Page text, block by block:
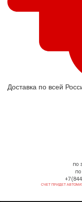
Доставка по всей
по
СЧЕТ ПРИДЕТ